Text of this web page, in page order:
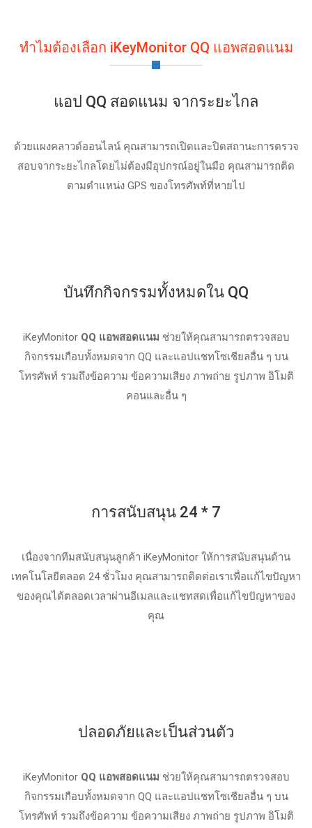
ทําไมต้องเลือก iKeyMonitor QQ แอพสอดแนม
แอป QQ สอดแนม จากระยะไกล
ด้วยแผงคลาวด์ออนไลน์ คุณสามารถเปิดและปิดสถานะการตรวจ
สอบจากระยะไกลโดยไม่ต้องมีอุปกรณ์อยู่ในมือ คุณสามารถติด
ตามตําแหน่ง GPS ของโทรศัพท์ที่หายไป
บันทึกกิจกรรมทั้งหมดใน QQ
iKeyMonitor QQ แอพสอดแนม ช่วยให้คุณสามารถตรวจสอบ
กิจกรรมเกือบทั้งหมดจาก QQ และแอปแชทโซเชียลอื่น ๆ บน
โทรศัพท์ รวมถึงข้อความ ข้อความเสียง ภาพถ่าย รูปภาพ อิโมติ
คอนและอื่น ๆ
การสนับสนุน 24 * 7
เนื่องจากทีมสนับสนุนลูกค้า iKeyMonitor ให้การสนับสนุนด้าน
เทคโนโลยีตลอด 24 ชั่วโมง คุณสามารถติดต่อเราเพื่อแก้ไขปัญหา
ของคุณได้ตลอดเวลาผ่านอีเมลและแชทสดเพื่อแก้ไขปัญหาของ
คุณ
ปลอดภัยและเป็นส่วนตัว
iKeyMonitor QQ แอพสอดแนม ช่วยให้คุณสามารถตรวจสอบ
กิจกรรมเกือบทั้งหมดจาก QQ และแอปแชทโซเชียลอื่น ๆ บน
โทรศัพท์ รวมถึงข้อความ ข้อความเสียง ภาพถ่าย รูปภาพ อิโมติ